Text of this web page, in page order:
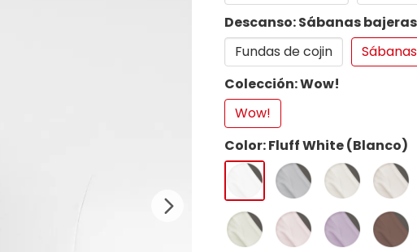
Descanso: Sábanas bajeras
Fundas de cojin
Colección: Wow!
Wow!
Color: Fluff White (Blanco)